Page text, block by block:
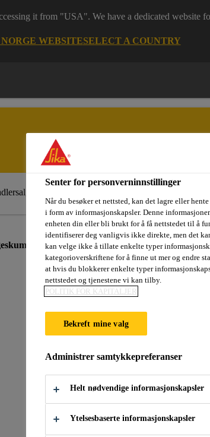
it from "USA". We have a dedicated website
WEBSITESELECT A COUNTRY
Fuge- og montasjeskum Sika
Sika
Polyuretan
Sika Boom-463
innhold av monomere isocyanater.
fri for klorparafiner,
for montering av vindu og
Vis mer
Senter for personverninnstillinger
Når du besøker et nettsted, kan det lagre eller
i form av informasjonskapsler. Denne
enheten din eller bli brukt for å få nettstedet til å
identifiserer deg vanligvis ikke direkte, men det
kan velge ikke å tillate enkelte typer
kategorioverskriftene for å finne ut mer og endre
at hvis du blokkerer enkelte typer
nettstedet og tjenestene vi kan tilby.
POLITIK FOR KAPITALJER
Bekreft mine valg
Administrer samtykkepreferanser
Helt nødvendige informasjonskapsler
Ytelsesbaserte informasjonskapsler